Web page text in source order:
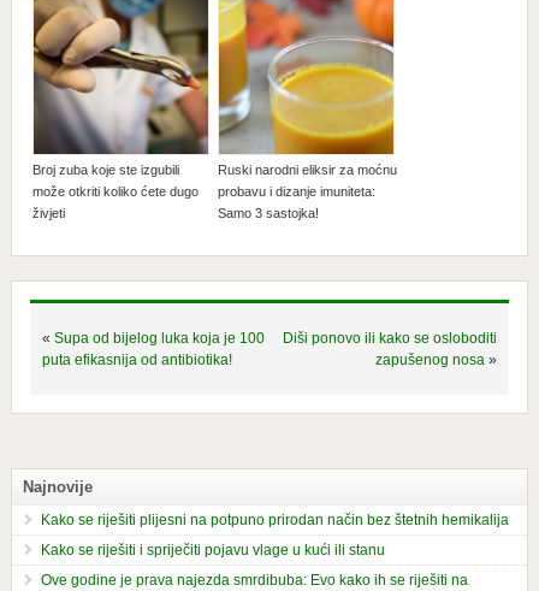
Broj zuba koje ste izgubili
može otkriti koliko ćete dugo
živjeti
Ruski narodni eliksir za moćnu
probavu i dizanje imuniteta:
Samo 3 sastojka!
« Supa od bijelog luka koja je 100
puta efikasnija od antibiotika!
Diši ponovo ili kako se osloboditi
zapušenog nosa »
Najnovije
Kako se riješiti plijesni na potpuno prirodan način bez štetnih hemikalija
Kako se riješiti i spriječiti pojavu vlage u kući ili stanu
Ove godine je prava najezda smrdibuba: Evo kako ih se riješiti na